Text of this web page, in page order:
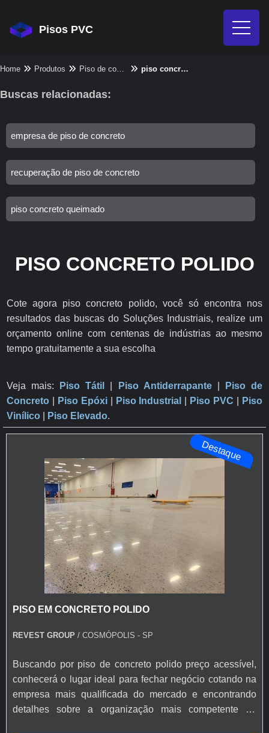
Pisos PVC
Home Produtos Piso de concreto - Categoria piso concreto polido
Buscas relacionadas:
empresa de piso de concreto
recuperação de piso de concreto
piso concreto queimado
PISO CONCRETO POLIDO
Cote agora piso concreto polido, você só encontra nos
resultados das buscas do Soluções Industriais, realize um
orçamento online com centenas de indústrias ao mesmo
tempo gratuitamente a sua escolha
Veja mais: Piso Tátil Piso Antiderrapante​ |
Piso de
Concreto
Piso Epóxi| Piso Industrial Piso PVC
Piso
Vinílico
Piso Elevado.
Destaque
PISO EM CONCRETO POLIDO
REVEST GROUP / COSMÓPOLIS - SP
Buscando por piso de concreto polido preço acessível,
conhecerá o lugar ideal para fechar negócio cotando na
empresa mais qualificada do mercado e encontrando
detalhes sobre a organização mais competente do